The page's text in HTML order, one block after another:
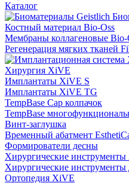
Каталог
Костный материал Bio-Oss
Мембраны коллагеновые Bio-
Регенерация мягких тканей
Хирургия XiVE
Имплантаты XiVE S
Имплантаты XiVE TG
TempBase Cap колпачок
TempBase
Винт-заглушка
Временный абатмент
Формирователи десны
Хирургические
Хирургические
Ортопедия XiVE